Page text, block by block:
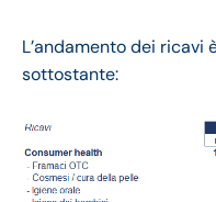
L’andamento dei ricavi
sottostante: